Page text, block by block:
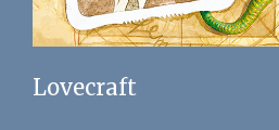
Lovecraft